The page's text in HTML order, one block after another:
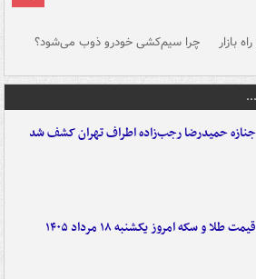
بازار چرا سیم‌کشی خودرو ذوب می‌شود؟
جنازه حمیدرضا رجب‌زاده اطراف تهران کشف شد
قیمت طلا و سکه امروز یکشنبه ۱۸ مرداد ۱۴۰۵